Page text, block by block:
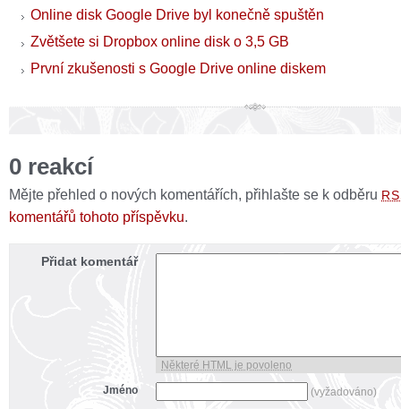
Online disk Google Drive byl konečně spuštěn
Zvětšete si Dropbox online disk o 3,5 GB
První zkušenosti s Google Drive online diskem
0 reakcí
Mějte přehled o nových komentářích, přihlašte se k odběru
komentářů tohoto příspěvku.
Přidat komentář
Některé HTML je povoleno
Jméno
(vyžadováno)